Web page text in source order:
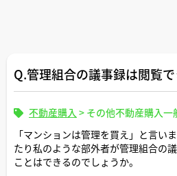
Q.管理組合の議事録は閲覧
不動産購入 > その他不動産購入一
「マンションは管理を買え」と言い
たり私のような部外者が管理組合の
ことはできるのでしょうか。